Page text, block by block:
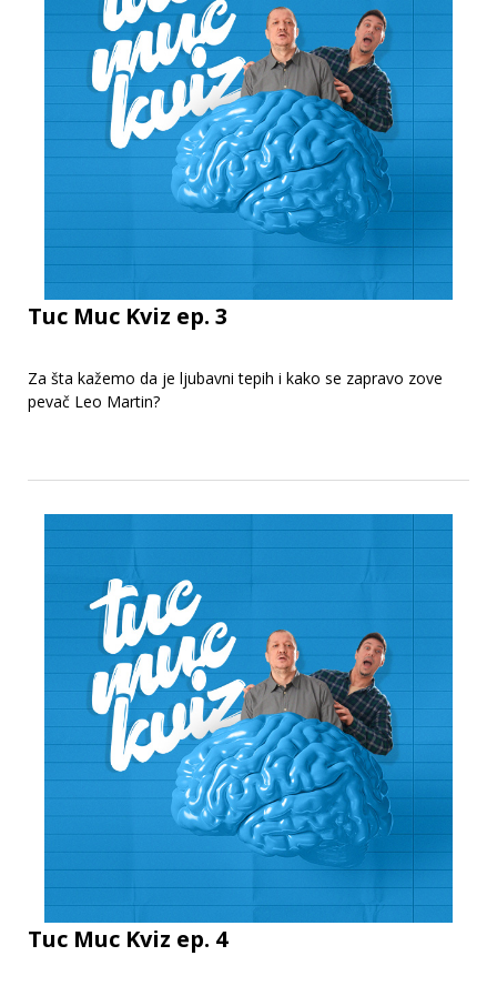
Tuc Muc Kviz ep. 3
Za šta kažemo da je ljubavni tepih i kako se zapravo zove
pevač Leo Martin?
Tuc Muc Kviz ep. 4